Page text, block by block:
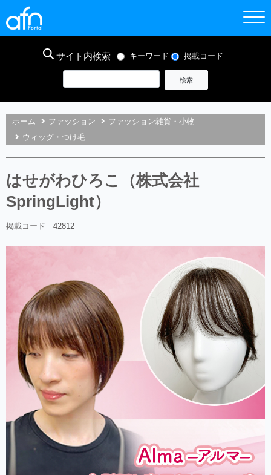
サイト内検索 キーワード 掲載コード
ホーム ファッション
ファッション雑貨・小物
ウィッグ・つけ毛
はせがわひろこ（株式会社
SpringLight）
掲載コード 42812